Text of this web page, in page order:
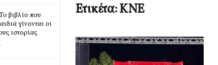
βιβλίο που
γίνονται οι
ιστορίας
Ετικέτα:ΚΝΕ